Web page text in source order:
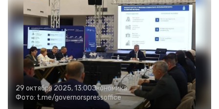
29 октября 2025, 13:00Экономика
Фото: t.me/governorspressoffice